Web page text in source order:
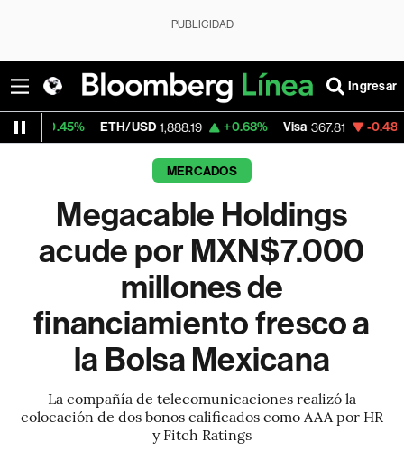
PUBLICIDAD
Ingresar
ETH/USD 1,888.19 +0.68% Visa 367.81 -0.48%
MERCADOS
Megacable Holdings
acude por MXN$7.000
millones de
financiamiento fresco a
la Bolsa Mexicana
La compañía de telecomunicaciones realizó la
colocación de dos bonos calificados como AAA por HR
y Fitch Ratings